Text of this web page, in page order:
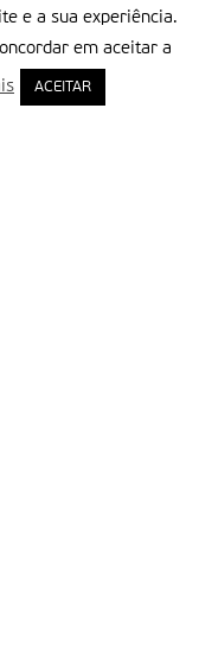
e a sua experiência.
em aceitar a
ACEITAR